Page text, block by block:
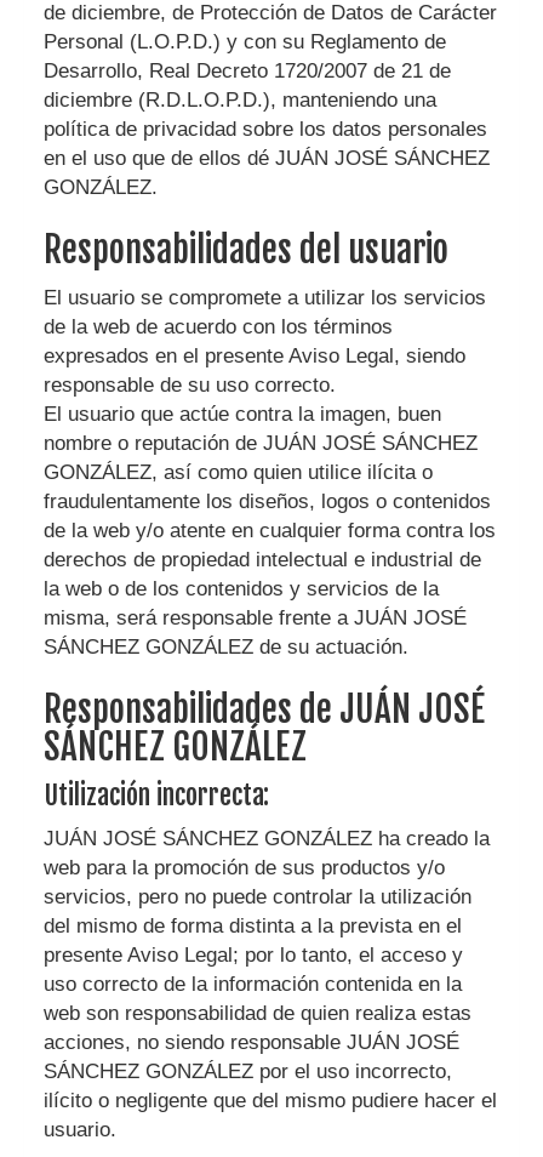
de diciembre, de Protección de Datos de Carácter
Personal (L.O.P.D.) y con su Reglamento de
Desarrollo, Real Decreto 1720/2007 de 21 de
diciembre (R.D.L.O.P.D.), manteniendo una
política de privacidad sobre los datos personales
en el uso que de ellos dé JUÁN JOSÉ SÁNCHEZ
GONZÁLEZ.
Responsabilidades del usuario
El usuario se compromete a utilizar los servicios
de la web de acuerdo con los términos
expresados en el presente Aviso Legal, siendo
responsable de su uso correcto.
El usuario que actúe contra la imagen, buen
nombre o reputación de JUÁN JOSÉ SÁNCHEZ
GONZÁLEZ, así como quien utilice ilícita o
fraudulentamente los diseños, logos o contenidos
de la web y/o atente en cualquier forma contra los
derechos de propiedad intelectual e industrial de
la web o de los contenidos y servicios de la
misma, será responsable frente a JUÁN JOSÉ
SÁNCHEZ GONZÁLEZ de su actuación.
Responsabilidades de JUÁN JOSÉ
SÁNCHEZ GONZÁLEZ
Utilización incorrecta:
JUÁN JOSÉ SÁNCHEZ GONZÁLEZ ha creado la
web para la promoción de sus productos y/o
servicios, pero no puede controlar la utilización
del mismo de forma distinta a la prevista en el
presente Aviso Legal; por lo tanto, el acceso y
uso correcto de la información contenida en la
web son responsabilidad de quien realiza estas
acciones, no siendo responsable JUÁN JOSÉ
SÁNCHEZ GONZÁLEZ por el uso incorrecto,
ilícito o negligente que del mismo pudiere hacer el
usuario.